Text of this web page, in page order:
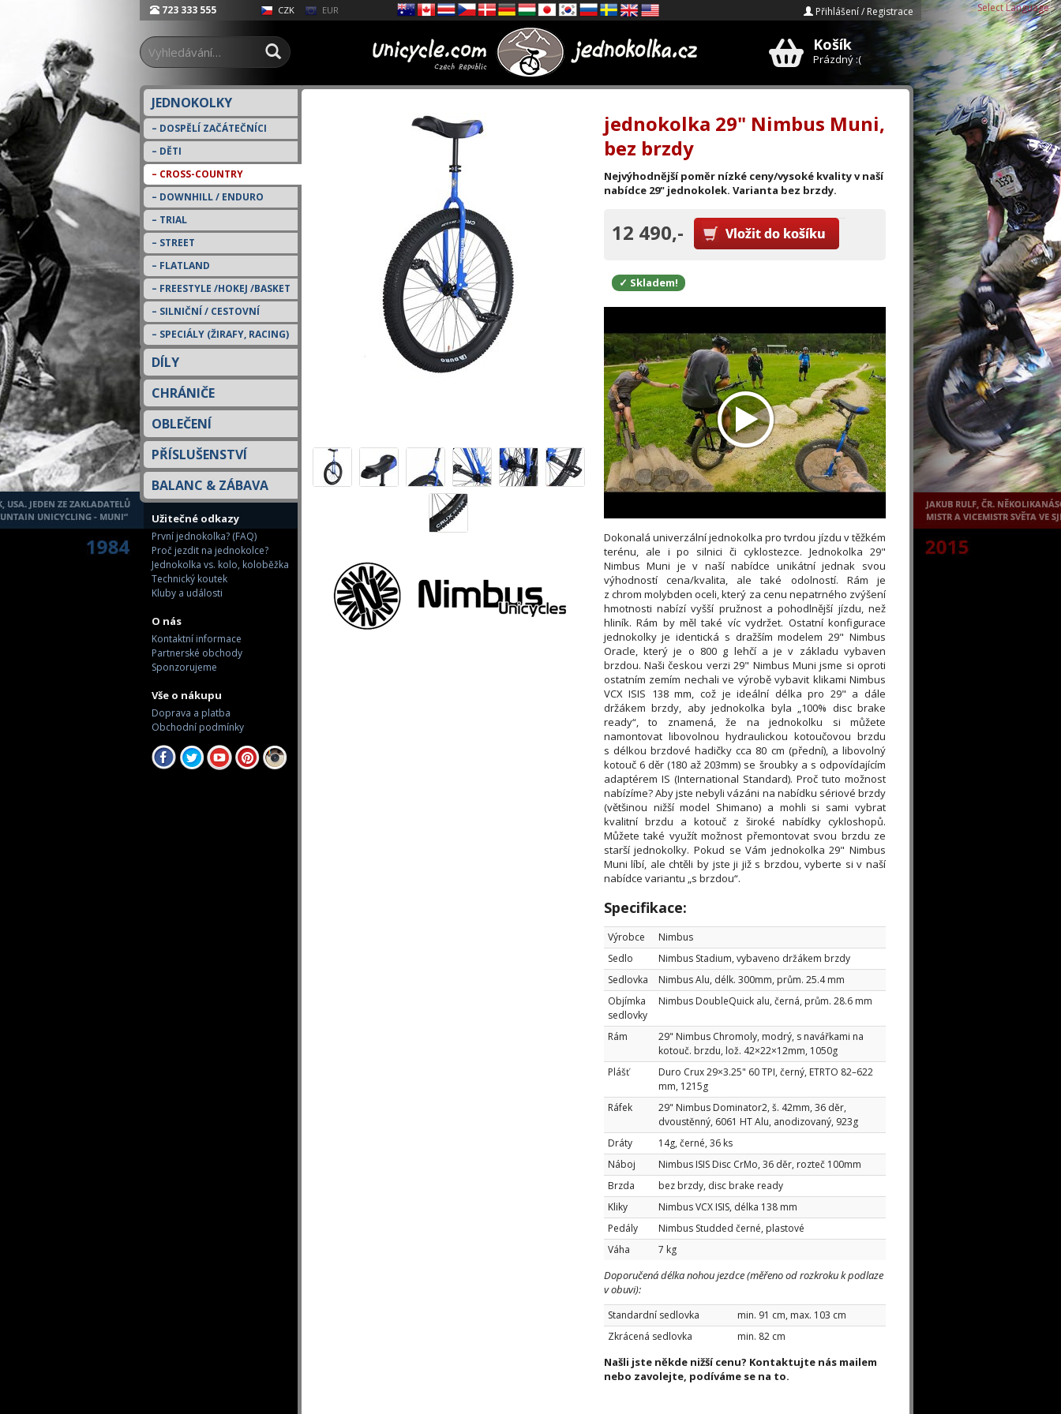
723 333 555 CZK EUR Přihlášení / Registrace
E-mail
Heslo
Zapomenuté heslo?
Registrace »
Košík
Prázdný :(
JEDNOKOLKY
DOSPĚLÍ ZAČÁTEČNÍCI
DĚTI
CROSS-COUNTRY
DOWNHILL / ENDURO
TRIAL
STREET
FLATLAND
FREESTYLE /HOKEJ /BASKET
SILNIČNÍ / CESTOVNÍ
SPECIÁLY (ŽIRAFY, RACING)
DÍLY
CHRÁNIČE
OBLEČENÍ
PŘÍSLUŠENSTVÍ
BALANC & ZÁBAVA
Užitečné odkazy
První jednokolka? (FAQ)
Proč jezdit na jednokolce?
Jednokolka vs. kolo, koloběžka
Technický koutek
Kluby a události
O nás
Kontaktní informace
Partnerské obchody
Sponzorujeme
Vše o nákupu
Doprava a platba
Obchodní podmínky
jednokolka 29" Nimbus Muni,
bez brzdy
Nejvýhodnější poměr nízké ceny/vysoké kvality v naší
nabídce 29" jednokolek. Varianta bez brzdy.
12 490,-
✓ Skladem!
Dokonalá univerzální jednokolka pro tvrdou jízdu v těžkém
terénu, ale i po silnici či cyklostezce. Jednokolka 29"
Nimbus Muni je v naší nabídce unikátní jednak svou
výhodností cena/kvalita, ale také odolností. Rám je
z chrom molybden oceli, který za cenu nepatrného zvýšení
hmotnosti nabízí vyšší pružnost a pohodlnější jízdu, než
hliník. Rám by měl také víc vydržet. Ostatní konfigurace
jednokolky je identická s dražším modelem 29" Nimbus
Oracle, který je o 800 g lehčí a je v základu vybaven
brzdou. Naši českou verzi 29" Nimbus Muni jsme si oproti
ostatním zemím nechali ve výrobě vybavit klikami Nimbus
VCX ISIS 138 mm, což je ideální délka pro 29" a dále
držákem brzdy, aby jednokolka byla „100% disc brake
ready“, to znamená, že na jednokolku si můžete
namontovat libovolnou hydraulickou kotoučovou brzdu
s délkou brzdové hadičky cca 80 cm (přední), a libovolný
kotouč 6 děr (180 až 203mm) se šroubky a s odpovídajícím
adaptérem IS (International Standard). Proč tuto možnost
nabízíme? Aby jste nebyli vázáni na nabídku sériové brzdy
(většinou nižší model Shimano) a mohli si sami vybrat
kvalitní brzdu a kotouč z široké nabídky cykloshopů.
Můžete také využít možnost přemontovat svou brzdu ze
starší jednokolky. Pokud se Vám jednokolka 29" Nimbus
Muni líbí, ale chtěli by jste ji již s brzdou, vyberte si v naší
nabídce variantu „s brzdou“.
Specifikace:
Výrobce
Nimbus
Sedlo
Nimbus Stadium, vybaveno držákem brzdy
Sedlovka
Nimbus Alu, délk. 300mm, prům. 25.4 mm
Objímka
sedlovky
Nimbus DoubleQuick alu, černá, prům. 28.6 mm
Rám
29" Nimbus Chromoly, modrý, s navářkami na
kotouč. brzdu, lož. 42×22×12mm, 1050g
Plášť
Duro Crux 29×3.25" 60 TPI, černý, ETRTO 82–622
mm, 1215g
Ráfek
29" Nimbus Dominator2, š. 42mm, 36 děr,
dvoustěnný, 6061 HT Alu, anodizovaný, 923g
Dráty
14g, černé, 36 ks
Náboj
Nimbus ISIS Disc CrMo, 36 děr, rozteč 100mm
Brzda
bez brzdy, disc brake ready
Kliky
Nimbus VCX ISIS, délka 138 mm
Pedály
Nimbus Studded černé, plastové
Váha
7 kg
Doporučená délka nohou jezdce (měřeno od rozkroku k podlaze
v obuvi):
Standardní sedlovka
min. 91 cm, max. 103 cm
Zkrácená sedlovka
min. 82 cm
Našli jste někde nižší cenu? Kontaktujte nás mailem
nebo zavolejte, podíváme se na to.
Select Language▼